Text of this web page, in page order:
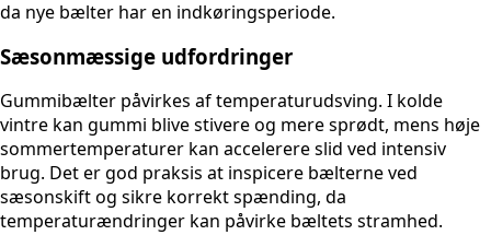
da nye bælter har en indkøringsperiode.
Sæsonmæssige udfordringer
Gummibælter påvirkes af temperaturudsving. I kolde
vintre kan gummi blive stivere og mere sprødt, mens høje
sommertemperaturer kan accelerere slid ved intensiv
brug. Det er god praksis at inspicere bælterne ved
sæsonskift og sikre korrekt spænding, da
temperaturændringer kan påvirke bæltets stramhed.